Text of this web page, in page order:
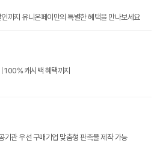
까지 유니온페이만의 특별한 혜택을 만나보세요
100% 캐시백 혜택까지
판촉물전문 대량도매 창고형도매 공공기관 우선 구매기업 맞춤형 판촉물 제작 가능